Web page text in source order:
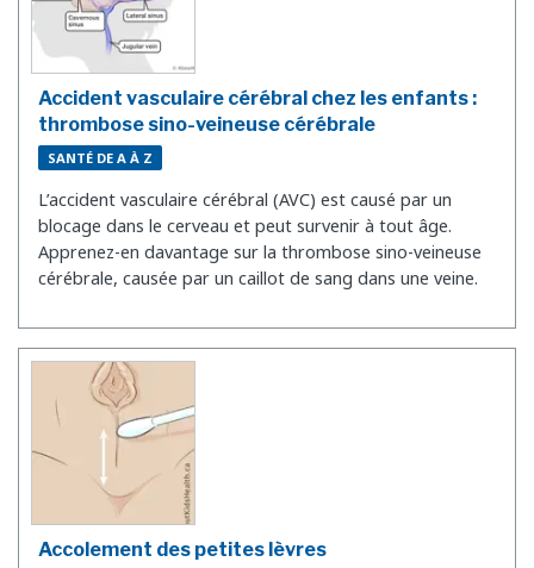
Accident vasculaire cérébral chez les enfants :
thrombose sino-veineuse cérébrale
SANTÉ DE A À Z
L’accident vasculaire cérébral (AVC) est causé par un
blocage dans le cerveau et peut survenir à tout âge.
Apprenez-en davantage sur la thrombose sino-veineuse
cérébrale, causée par un caillot de sang dans une veine.
Accolement des petites lèvres